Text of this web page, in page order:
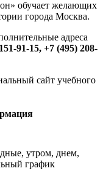
обучает желающих
города Москва.
адреса
91-15, +7 (495) 208-
сайт учебного
утром, днем,
график